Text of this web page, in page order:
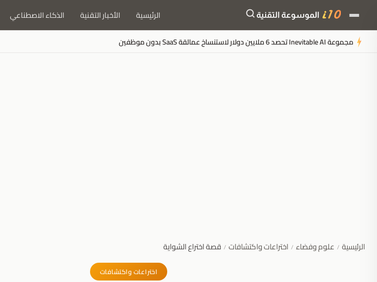
الرئيسية الأخبار التقنية الذكاء الاصطناعي
ملخَّص المقال
مجموعة Inevitable AI تحصد 6 ملايين دولار لاستنساخ عمالقة SaaS بدون موظفين
الرئيسية / علوم وفضاء / اختراعات واكتشافات / قصة اختراع الشواية
اختراعات واكتشافات